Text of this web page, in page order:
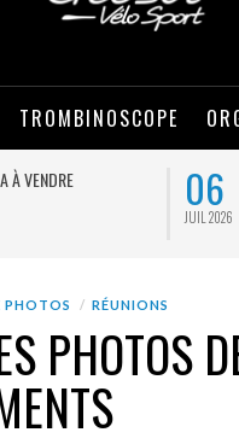
TROMBINOSCOPE
À VENDRE 06
JUIL 2026
PHOTOS RÉUNIONS
PHOTOS